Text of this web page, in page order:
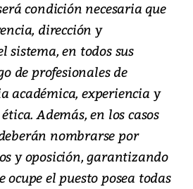
condición necesaria que
dirección y
en todos sus
de profesionales de
académica, experiencia y
Además, en los casos
nombrarse por
y oposición, garantizando
ocupe el puesto posea todas